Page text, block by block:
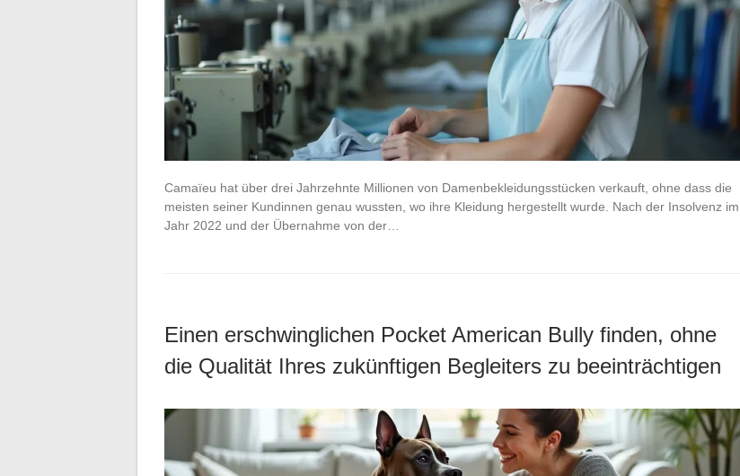
Camaïeu hat über drei Jahrzehnte Millionen von Damenbekleidungsstücken verkauft, ohne dass die
meisten seiner Kundinnen genau wussten, wo ihre Kleidung hergestellt wurde. Nach der Insolvenz im
Jahr 2022 und der Übernahme von der…
Einen erschwinglichen Pocket American Bully finden, ohne
die Qualität Ihres zukünftigen Begleiters zu beeinträchtigen